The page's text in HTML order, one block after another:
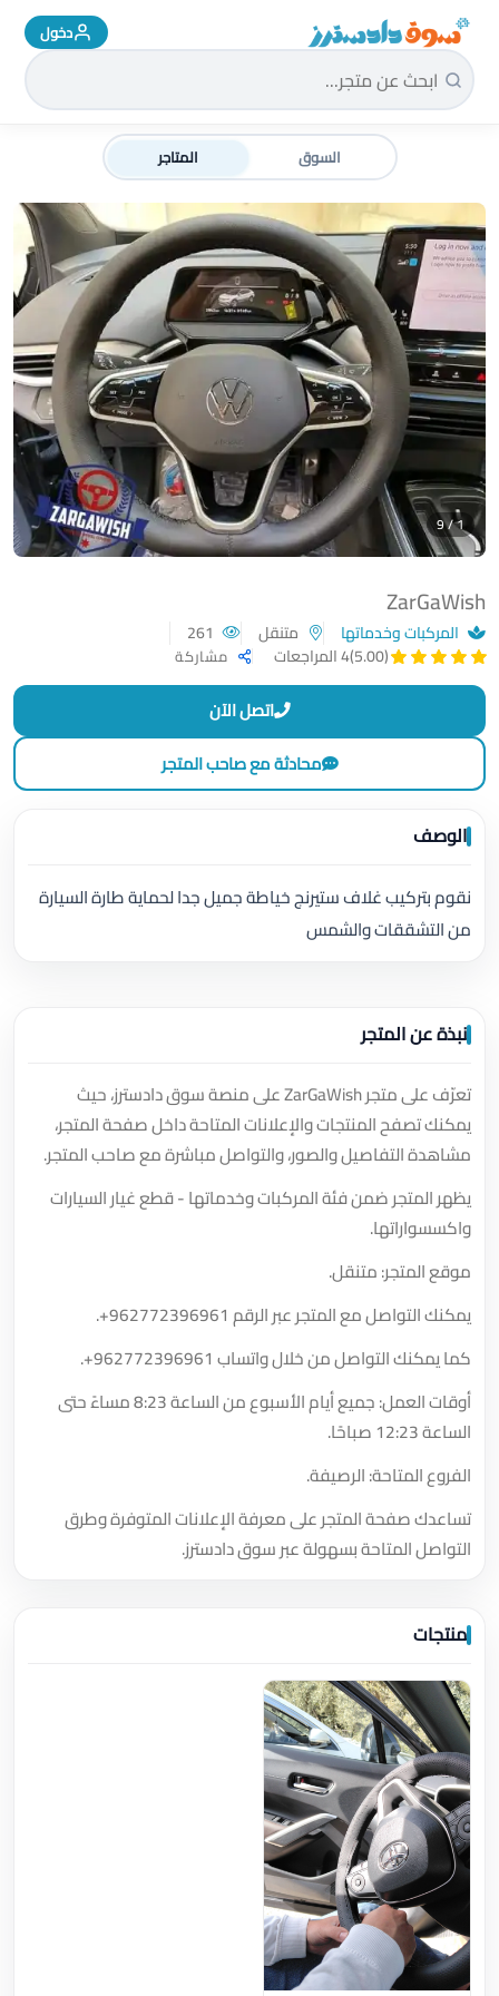
سوق دادسترز الرئيسية دخول
السوق المتاجر
ZarGaWish
المركبات وخدماتها متنقل
(5.00)
4 المراجعات مشاركة
1 / 9
اتصل الآن
محادثة مع صاحب المتجر
الوصف
نقوم بتركيب غلاف ستيرنج خياطة جميل جدا لحماية طارة السيارة
من التشققات والشمس
نبذة عن المتجر
تعرّف على متجر ZarGaWish على منصة سوق دادسترز، حيث
يمكنك تصفح المنتجات والإعلانات المتاحة داخل صفحة المتجر،
مشاهدة التفاصيل والصور، والتواصل مباشرة مع صاحب المتجر.
يظهر المتجر ضمن فئة المركبات وخدماتها - قطع غيار السيارات
واكسسواراتها.
موقع المتجر: متنقل.
يمكنك التواصل مع المتجر عبر الرقم +962772396961
.
كما يمكنك التواصل من خلال واتساب +962772396961
.
أوقات العمل: جميع أيام الأسبوع من الساعة 8:23 مساءً حتى
الساعة 12:23 صباحًا.
الفروع المتاحة: الرصيفة.
تساعدك صفحة المتجر على معرفة الإعلانات المتوفرة وطرق
التواصل المتاحة بسهولة عبر سوق دادسترز.
منتجات